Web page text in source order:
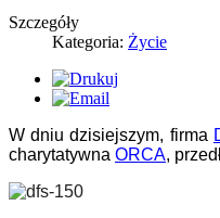
Szczegóły
Kategoria: Życie
W dniu dzisiejszym, firma
charytatywna ORCA,